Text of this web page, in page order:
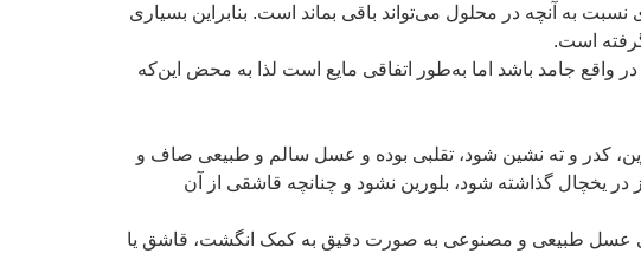
به آنچه در محلول می‌تواند باقی بماند است. بنابراین بسیاری
است.
واقع جامد باشد اما به‌طور اتفاقی مایع است لذا به محض این‌که
کدر و ته نشین شود، تقلبی بوده و عسل سالم و طبیعی صاف و
یخچال گذاشته شود، بلورین نشود و چنانچه قاشقی از آن
عسل طبیعی و مصنوعی به صورت دقیق به کمک انگشت، قاشق یا